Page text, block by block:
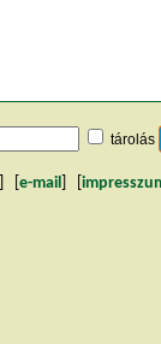
tárolás
e-mail